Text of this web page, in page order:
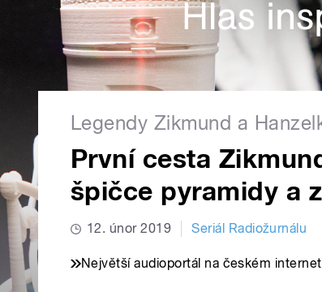
Legendy Zikmund a
První cesta
špičce pyramidy a
12. únor 2019 Seriál Radiožurnálu
Největší audioportál na českém